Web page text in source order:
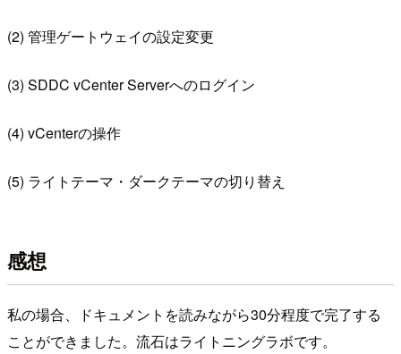
(2) 管理ゲートウェイの設定変更
(3) SDDC vCenter Serverへのログイン
(4) vCenterの操作
(5) ライトテーマ・ダークテーマの切り替え
感想
私の場合、ドキュメントを読みながら30分程度で完了する
ことができました。流石はライトニングラボです。